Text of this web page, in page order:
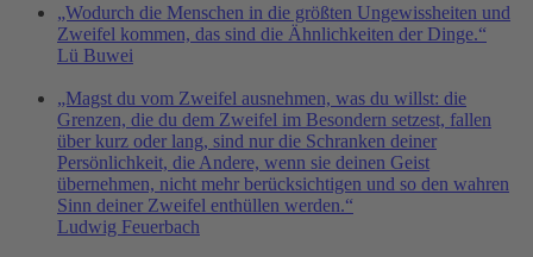
„Wodurch die Menschen in die größten Ungewissheiten und
Zweifel kommen, das sind die Ähnlichkeiten der Dinge.“
Lü Buwei
„Magst du vom Zweifel ausnehmen, was du willst: die
Grenzen, die du dem Zweifel im Besondern setzest, fallen
über kurz oder lang, sind nur die Schranken deiner
Persönlichkeit, die Andere, wenn sie deinen Geist
übernehmen, nicht mehr berücksichtigen und so den wahren
Sinn deiner Zweifel enthüllen werden.“
Ludwig Feuerbach